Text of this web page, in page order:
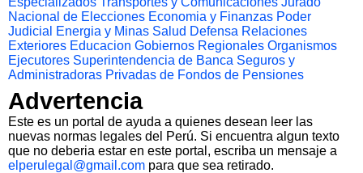
Nacional de Elecciones Economia y Finanzas Poder
Judicial
Energia y Minas Salud Defensa Relaciones
Exteriores Educacion Gobiernos Regionales Organismos
Ejecutores Superintendencia de Banca Seguros y
Administradoras Privadas de Fondos de Pensiones
Advertencia
Este es un portal de ayuda a quienes desean leer las
nuevas normas legales del Perú. Si encuentra algun texto
que no deberia estar en este portal, escriba un mensaje a
elperulegal@gmail.com para que sea retirado.